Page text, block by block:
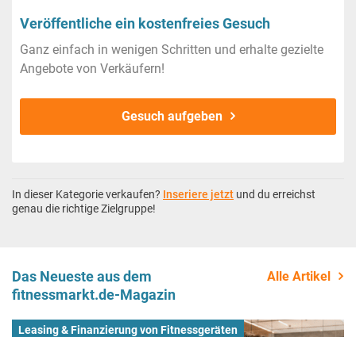
Veröffentliche ein kostenfreies Gesuch
Ganz einfach in wenigen Schritten und erhalte gezielte
Angebote von Verkäufern!
Gesuch aufgeben
In dieser Kategorie verkaufen? Inseriere jetzt und du erreichst
genau die richtige Zielgruppe!
Das Neueste aus dem
fitnessmarkt.de-Magazin
Alle Artikel
Leasing & Finanzierung von Fitnessgeräten